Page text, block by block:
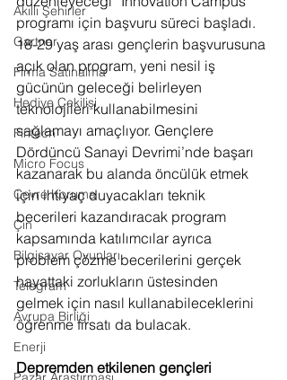
Akıllı Şehirler
Gartner
Firma Satınalma
Hediye Çekilişi
Fintech
Micro Focus
Çevre Koruma
Çin
Bilgisayar Oyunları
Telegram
Avrupa Birliği
Enerji
programı için başvuru süreci başladı.
18-29 yaş arası gençlerin başvurusuna
açık olan program, yeni nesil iş
gücünün geleceği belirleyen
teknolojileri kullanabilmesini
sağlamayı amaçlıyor. Gençlere
Dördüncü Sanayi Devrimi’nde başarı
kazanarak bu alanda öncülük etmek
için ihtiyaç duyacakları teknik
becerileri kazandıracak program
kapsamında katılımcılar ayrıca
problem çözme becerilerini gerçek
hayattaki zorlukların üstesinden
gelmek için nasıl kullanabileceklerini
öğrenme fırsatı da bulacak.
Depremden etkilenen gençleri